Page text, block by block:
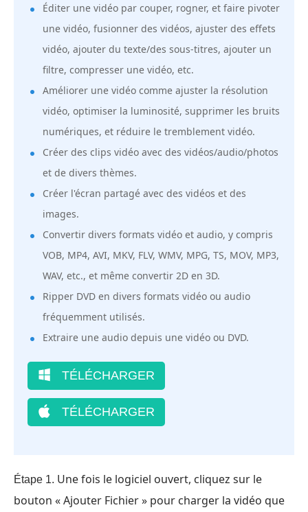
Éditer une vidéo par couper, rogner, et faire pivoter
une vidéo, fusionner des vidéos, ajuster des effets
vidéo, ajouter du texte/des sous-titres, ajouter un
filtre, compresser une vidéo, etc.
Améliorer une vidéo comme ajuster la résolution
vidéo, optimiser la luminosité, supprimer les bruits
numériques, et réduire le tremblement vidéo.
Créer des clips vidéo avec des vidéos/audio/photos
et de divers thèmes.
Créer l'écran partagé avec des vidéos et des
images.
Convertir divers formats vidéo et audio, y compris
VOB, MP4, AVI, MKV, FLV, WMV, MPG, TS, MOV, MP3,
WAV, etc., et même convertir 2D en 3D.
Ripper DVD en divers formats vidéo ou audio
fréquemment utilisés.
Extraire une audio depuis une vidéo ou DVD.
TÉLÉCHARGER
TÉLÉCHARGER
Étape 1. Une fois le logiciel ouvert, cliquez sur le
bouton « Ajouter Fichier » pour charger la vidéo que